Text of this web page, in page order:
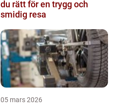
du rätt för en trygg och
smidig resa
05 mars 2026